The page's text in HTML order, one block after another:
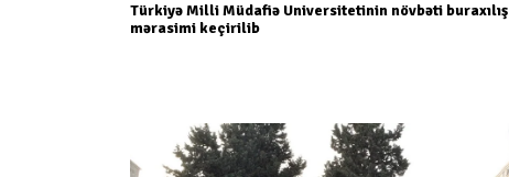
Türkiyə Milli Müdafiə Universitetinin növbəti buraxılış
mərasimi keçirilib